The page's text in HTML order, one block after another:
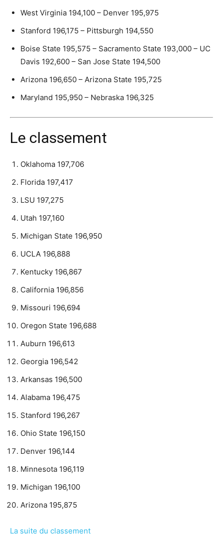
West Virginia 194,100 – Denver 195,975
Stanford 196,175 – Pittsburgh 194,550
Boise State 195,575 – Sacramento State 193,000 – UC
Davis 192,600 – San Jose State 194,500
Arizona 196,650 – Arizona State 195,725
Maryland 195,950 – Nebraska 196,325
Le classement
Oklahoma 197,706
Florida 197,417
LSU 197,275
Utah 197,160
Michigan State 196,950
UCLA 196,888
Kentucky 196,867
California 196,856
Missouri 196,694
Oregon State 196,688
Auburn 196,613
Georgia 196,542
Arkansas 196,500
Alabama 196,475
Stanford 196,267
Ohio State 196,150
Denver 196,144
Minnesota 196,119
Michigan 196,100
Arizona 195,875
La suite du classement